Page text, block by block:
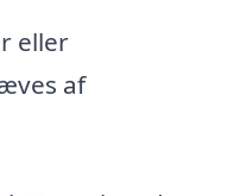
eller
af